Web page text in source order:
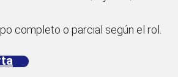
completo o parcial según el rol.